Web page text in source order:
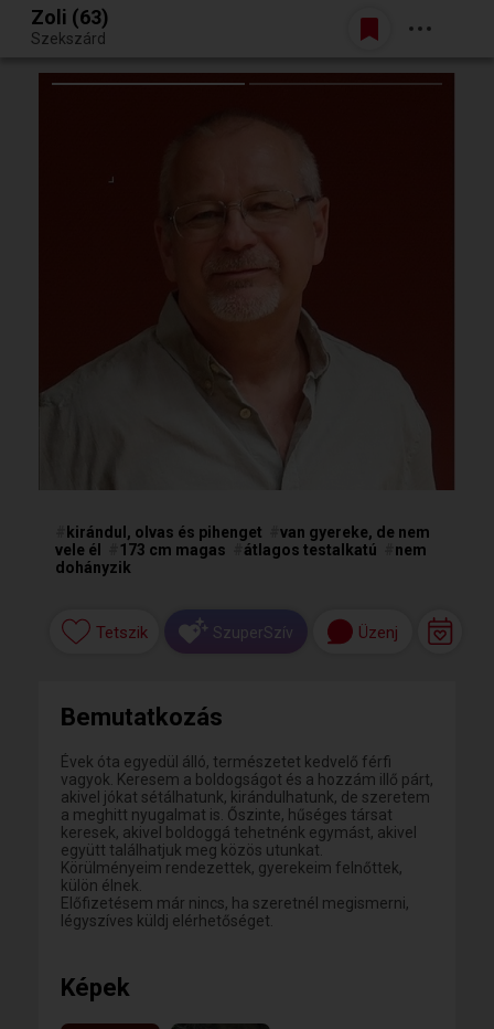
Egy jó randiból bármi lehet.
Belépés
Zoli (63)
Szekszárd
kirándul, olvas és pihenget
van gyereke, de nem
vele él
173 cm magas átlagos testalkatú
nem
dohányzik
Tetszik SzuperSzív Üzenj
Bemutatkozás
Évek óta egyedül álló, természetet kedvelő férfi
vagyok. Keresem a boldogságot és a hozzám illő párt,
akivel jókat sétálhatunk, kirándulhatunk, de szeretem
a meghitt nyugalmat is. Őszinte, hűséges társat
keresek, akivel boldoggá tehetnénk egymást, akivel
együtt találhatjuk meg közös utunkat.
Körülményeim rendezettek, gyerekeim felnőttek,
külön élnek.
Előfizetésem már nincs, ha szeretnél megismerni,
légyszíves küldj elérhetőséget.
Képek